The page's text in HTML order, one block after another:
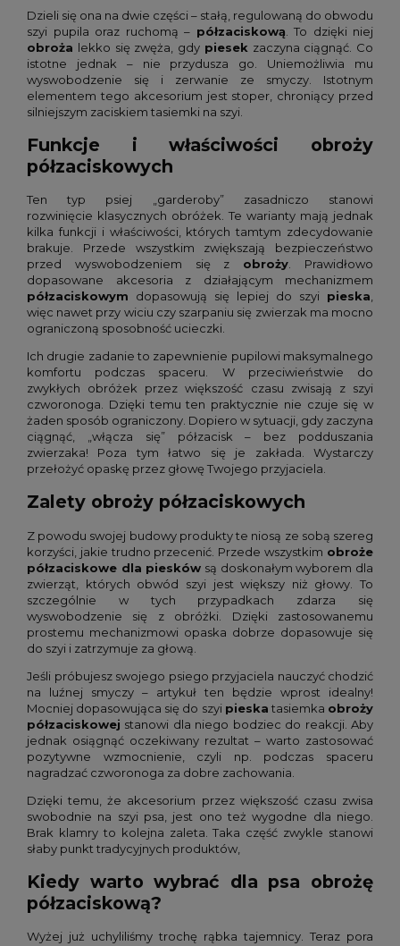
Dzieli się ona na dwie części – stałą, regulowaną do obwodu
szyi pupila oraz ruchomą – półzaciskową . To dzięki niej
obroża lekko się zwęża, gdy piesek zaczyna ciągnąć. Co
istotne jednak – nie przydusza go
Uniemożliwia mu
wyswobodzenie się i zerwanie ze smyczy. Istotnym
elementem tego akcesorium jest stoper, chroniący przed
silniejszym zaciskiem tasiemki na szyi.
Funkcje i właściwości obroży
półzaciskowych
Ten typ psiej „garderoby” zasadniczo stanowi
rozwinięcie klasycznych obróżek. Te warianty mają jednak
kilka funkcji i właściwości, których tamtym zdecydowanie
brakuje. Przede wszystkim zwiększają bezpieczeństwo
przed wyswobodzeniem się z obroży . Prawidłowo
dopasowane akcesoria z działającym mechanizmem
półzaciskowym dopasowują się lepiej do szyi pieska
więc nawet przy wiciu czy szarpaniu się zwierzak ma mocno
ograniczoną sposobność ucieczki.
Ich drugie zadanie to zapewnienie pupilowi maksymalnego
komfortu podczas spaceru. W przeciwieństwie do
zwykłych obróżek przez większość czasu zwisają z szyi
czworonoga. Dzięki temu ten praktycznie nie czuje się w
żaden sposób ograniczony. Dopiero w sytuacji, gdy zaczyna
ciągnąć, „włącza się” półzacisk – bez podduszania
zwierzaka! Poza tym łatwo się je zakłada. Wystarczy
przełożyć opaskę przez głowę Twojego przyjaciela.
Zalety obroży półzaciskowych
Z powodu swojej budowy produkty te niosą ze sobą szereg
korzyści, jakie trudno przecenić. Przede wszystkim obroże
półzaciskowe dla piesków są doskonałym wyborem dla
zwierząt, których obwód szyi jest większy niż głowy. To
szczególnie w tych przypadkach zdarza się
wyswobodzenie się z obróżki. Dzięki zastosowanemu
prostemu mechanizmowi opaska dobrze dopasowuje się
do szyi i zatrzymuje za głową.
Jeśli próbujesz swojego psiego przyjaciela nauczyć chodzić
na luźnej smyczy – artykuł ten będzie wprost idealny!
Mocniej dopasowująca się do szyi pieska tasiemka obroży
półzaciskowej stanowi dla niego bodziec do reakcji. Aby
jednak osiągnąć oczekiwany rezultat – warto zastosować
pozytywne wzmocnienie, czyli np. podczas spaceru
nagradzać czworonoga za dobre zachowania.
Dzięki temu, że akcesorium przez większość czasu zwisa
swobodnie na szyi psa, jest ono też wygodne dla niego.
Brak klamry to kolejna zaleta. Taka część zwykle stanowi
słaby punkt tradycyjnych produktów,
Kiedy warto wybrać dla psa obrożę
półzaciskową?
Wyżej już uchyliliśmy trochę rąbka tajemnicy. Teraz pora